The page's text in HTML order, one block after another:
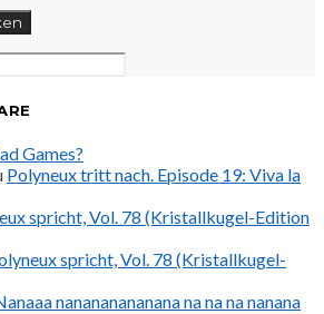
Games?
Polyneux tritt nach. Episode 19: Viva la
spricht, Vol. 78 (Kristallkugel-Edition
spricht, Vol. 78 (Kristallkugel-
nanananananana na na na nanana